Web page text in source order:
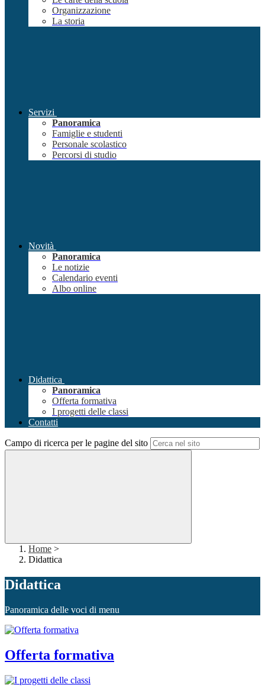
Organizzazione
La storia
Servizi
Panoramica
Famiglie e studenti
Personale scolastico
Percorsi di studio
Novità
Panoramica
Le notizie
Calendario eventi
Albo online
Didattica
Panoramica
Offerta formativa
I progetti delle classi
Contatti
Campo di ricerca per le pagine del sito
Home >
Didattica
Didattica
Panoramica delle voci di menu
Offerta formativa